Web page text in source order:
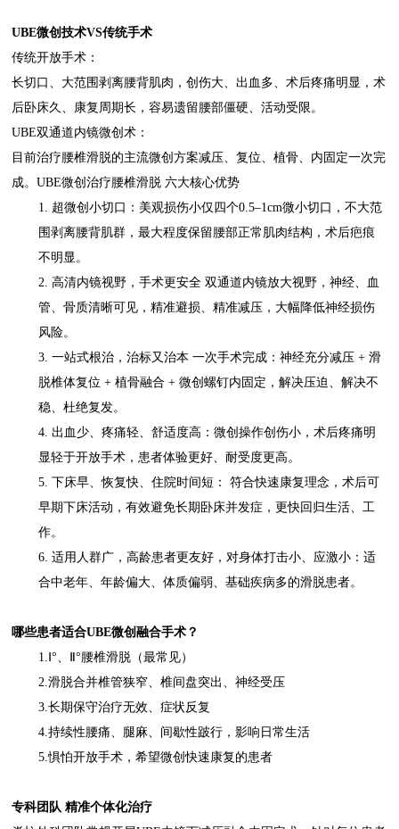
UBE微创技术VS传统手术
传统开放手术：
长切口、大范围剥离腰背肌肉，创伤大、出血多、术后疼痛明显，术
后卧床久、康复周期长，容易遗留腰部僵硬、活动受限。
UBE双通道内镜微创术：
目前治疗腰椎滑脱的主流微创方案减压、复位、植骨、内固定一次完
成。UBE微创治疗腰椎滑脱 六大核心优势
1. 超微创小切口：美观损伤小仅四个0.5–1cm微小切口，不大范
围剥离腰背肌群，最大程度保留腰部正常肌肉结构，术后疤痕
不明显。
2. 高清内镜视野，手术更安全 双通道内镜放大视野，神经、血
管、骨质清晰可见，精准避损、精准减压，大幅降低神经损伤
风险。
3. 一站式根治，治标又治本 一次手术完成：神经充分减压 + 滑
脱椎体复位 + 植骨融合 + 微创螺钉内固定，解决压迫、解决不
稳、杜绝复发。
4. 出血少、疼痛轻、舒适度高：微创操作创伤小，术后疼痛明
显轻于开放手术，患者体验更好、耐受度更高。
5. 下床早、恢复快、住院时间短： 符合快速康复理念，术后可
早期下床活动，有效避免长期卧床并发症，更快回归生活、工
作。
6. 适用人群广，高龄患者更友好，对身体打击小、应激小：适
合中老年、年龄偏大、体质偏弱、基础疾病多的滑脱患者。
哪些患者适合UBE微创融合手术？
1.Ⅰ°、Ⅱ°腰椎滑脱（最常见）
2.滑脱合并椎管狭窄、椎间盘突出、神经受压
3.长期保守治疗无效、症状反复
4.持续性腰痛、腿麻、间歇性跛行，影响日常生活
5.惧怕开放手术，希望微创快速康复的患者
专科团队 精准个体化治疗